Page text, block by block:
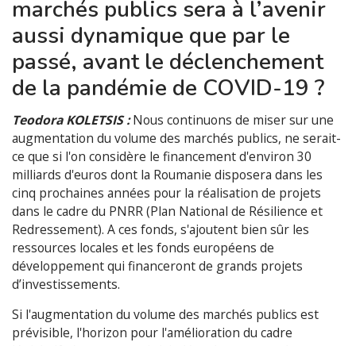
marchés publics sera à l’avenir
aussi dynamique que par le
passé, avant le déclenchement
de la pandémie de COVID-19 ?
Teodora KOLETSIS :Nous continuons de miser sur une
augmentation du volume des marchés publics, ne serait-
ce que si l'on considère le financement d'environ 30
milliards d'euros dont la Roumanie disposera dans les
cinq prochaines années pour la réalisation de projets
dans le cadre du PNRR (Plan National de Résilience et
Redressement). A ces fonds, s'ajoutent bien sûr les
ressources locales et les fonds européens de
développement qui financeront de grands projets
d’investissements.
Si l'augmentation du volume des marchés publics est
prévisible, l'horizon pour l'amélioration du cadre